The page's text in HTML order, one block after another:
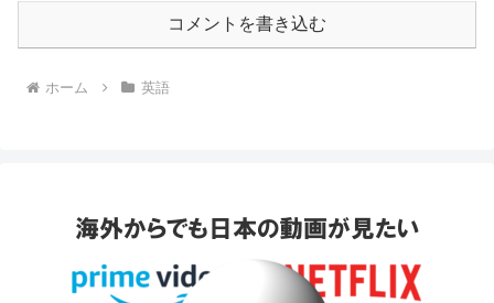
コメントを書き込む
ホーム 英語